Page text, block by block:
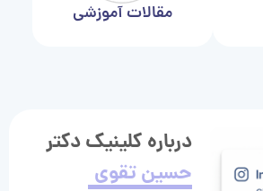
مقالات آموزشی
درباره کلینیک دکتر
حسین تقوی